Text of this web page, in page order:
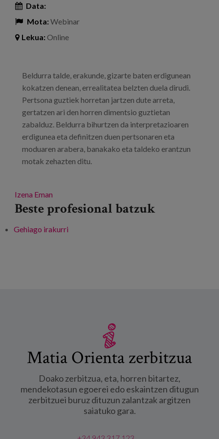
Data:
Mota:Webinar
Lekua:Online
Beldurra talde, erakunde, gizarte baten erdigunean
kokatzen denean, errealitatea belzten duela dirudi.
Pertsona guztiek horretan jartzen dute arreta,
gertatzen ari den horren dimentsio guztietan
zabalduz. Beldurra bihurtzen da interpretazioaren
erdigunea eta definitzen duen pertsonaren eta
moduaren arabera, banakako eta taldeko erantzun
motak zehazten ditu.
Izena Eman
Beste profesional batzuk
Gehiago irakurri
Matia Orienta zerbitzua
Doako zerbitzua, eta, horren bitartez,
mendekotasun egoerei edo eskaintzen ditugun
zerbitzuei buruz dituzun zalantzak argitzen
saiatuko gara.